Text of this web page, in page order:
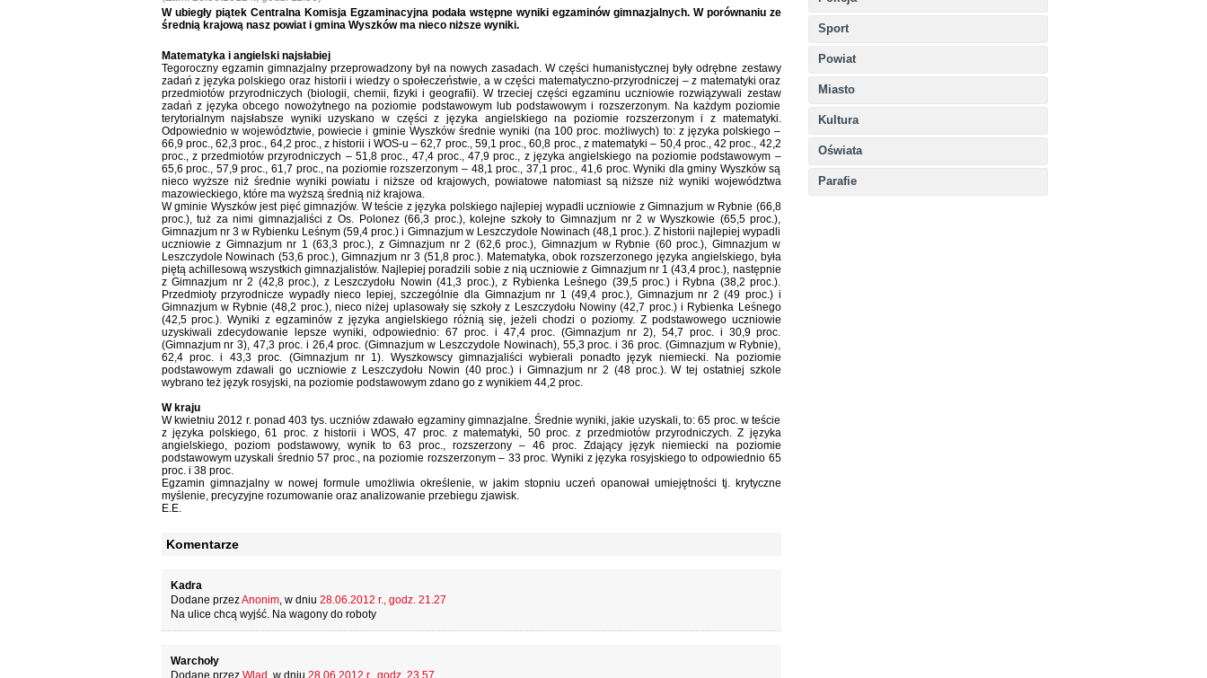
Sport
Powiat
Miasto
Kultura
Oświata
Parafie
W ubiegły piątek Centralna Komisja Egzaminacyjna podała wstępne wyniki egzaminów gimnazjalnych. W porównaniu ze
średnią krajową nasz powiat i gmina Wyszków ma nieco niższe wyniki.
Matematyka i angielski najsłabiej
Tegoroczny egzamin gimnazjalny przeprowadzony był na nowych zasadach. W części humanistycznej były odrębne zestawy
zadań z języka polskiego oraz historii i wiedzy o społeczeństwie, a w części matematyczno-przyrodniczej – z matematyki oraz
przedmiotów przyrodniczych (biologii, chemii, fizyki i geografii). W trzeciej części egzaminu uczniowie rozwiązywali zestaw
zadań z języka obcego nowożytnego na poziomie podstawowym lub podstawowym i rozszerzonym. Na każdym poziomie
terytorialnym najsłabsze wyniki uzyskano w części z języka angielskiego na poziomie rozszerzonym i z matematyki.
Odpowiednio w województwie, powiecie i gminie Wyszków średnie wyniki (na 100 proc. możliwych) to: z języka polskiego –
66,9 proc., 62,3 proc., 64,2 proc., z historii i WOS-u – 62,7 proc., 59,1 proc., 60,8 proc., z matematyki – 50,4 proc., 42 proc., 42,2
proc., z przedmiotów przyrodniczych – 51,8 proc., 47,4 proc., 47,9 proc., z języka angielskiego na poziomie podstawowym –
65,6 proc., 57,9 proc., 61,7 proc., na poziomie rozszerzonym – 48,1 proc., 37,1 proc., 41,6 proc. Wyniki dla gminy Wyszków są
nieco wyższe niż średnie wyniki powiatu i niższe od krajowych, powiatowe natomiast są niższe niż wyniki województwa
mazowieckiego, które ma wyższą średnią niż krajowa.
W gminie Wyszków jest pięć gimnazjów. W teście z języka polskiego najlepiej wypadli uczniowie z Gimnazjum w Rybnie (66,8
proc.), tuż za nimi gimnazjaliści z Os. Polonez (66,3 proc.), kolejne szkoły to Gimnazjum nr 2 w Wyszkowie (65,5 proc.),
Gimnazjum nr 3 w Rybienku Leśnym (59,4 proc.) i Gimnazjum w Leszczydole Nowinach (48,1 proc.). Z historii najlepiej wypadli
uczniowie z Gimnazjum nr 1 (63,3 proc.), z Gimnazjum nr 2 (62,6 proc.), Gimnazjum w Rybnie (60 proc.), Gimnazjum w
Leszczydole Nowinach (53,6 proc.), Gimnazjum nr 3 (51,8 proc.). Matematyka, obok rozszerzonego języka angielskiego, była
piętą achillesową wszystkich gimnazjalistów. Najlepiej poradzili sobie z nią uczniowie z Gimnazjum nr 1 (43,4 proc.), następnie
z Gimnazjum nr 2 (42,8 proc.), z Leszczydołu Nowin (41,3 proc.), z Rybienka Leśnego (39,5 proc.) i Rybna (38,2 proc.).
Przedmioty przyrodnicze wypadły nieco lepiej, szczególnie dla Gimnazjum nr 1 (49,4 proc.), Gimnazjum nr 2 (49 proc.) i
Gimnazjum w Rybnie (48,2 proc.), nieco niżej uplasowały się szkoły z Leszczydołu Nowiny (42,7 proc.) i Rybienka Leśnego
(42,5 proc.). Wyniki z egzaminów z języka angielskiego różnią się, jeżeli chodzi o poziomy. Z podstawowego uczniowie
uzyskiwali zdecydowanie lepsze wyniki, odpowiednio: 67 proc. i 47,4 proc. (Gimnazjum nr 2), 54,7 proc. i 30,9 proc.
(Gimnazjum nr 3), 47,3 proc. i 26,4 proc. (Gimnazjum w Leszczydole Nowinach), 55,3 proc. i 36 proc. (Gimnazjum w Rybnie),
62,4 proc. i 43,3 proc. (Gimnazjum nr 1). Wyszkowscy gimnazjaliści wybierali ponadto język niemiecki. Na poziomie
podstawowym zdawali go uczniowie z Leszczydołu Nowin (40 proc.) i Gimnazjum nr 2 (48 proc.). W tej ostatniej szkole
wybrano też język rosyjski, na poziomie podstawowym zdano go z wynikiem 44,2 proc.
W kraju
W kwietniu 2012 r. ponad 403 tys. uczniów zdawało egzaminy gimnazjalne. Średnie wyniki, jakie uzyskali, to: 65 proc. w teście
z języka polskiego, 61 proc. z historii i WOS, 47 proc. z matematyki, 50 proc. z przedmiotów przyrodniczych. Z języka
angielskiego, poziom podstawowy, wynik to 63 proc., rozszerzony – 46 proc. Zdający język niemiecki na poziomie
podstawowym uzyskali średnio 57 proc., na poziomie rozszerzonym – 33 proc. Wyniki z języka rosyjskiego to odpowiednio 65
proc. i 38 proc.
Egzamin gimnazjalny w nowej formule umożliwia określenie, w jakim stopniu uczeń opanował umiejętności tj. krytyczne
myślenie, precyzyjne rozumowanie oraz analizowanie przebiegu zjawisk.
E.E.
Komentarze
Kadra
Dodane przezAnonim, w dniu 28.06.2012 r., godz. 21.27
Na ulice chcą wyjść. Na wagony do roboty
Warchoły
Dodane przez Wlad , w dniu 28.06.2012 r., godz. 23.57